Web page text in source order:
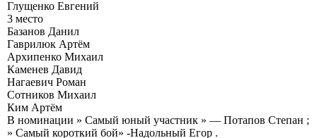
Глущенко Евгений
3 место
Базанов Данил
Гаврилюк Артём
Архипенко Михаил
Каменев Давид
Нагаевич Роман
Сотников Михаил
Ким Артём
В номинации » Самый юный участник » — Потапов Степан ;
» Самый короткий бой» -Надольный Егор .